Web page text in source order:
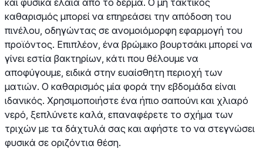
καθαρισμός μπορεί να επηρεάσει την απόδοση του
πινέλου, οδηγώντας σε ανομοιόμορφη εφαρμογή του
προϊόντος. Επιπλέον, ένα βρώμικο βουρτσάκι μπορεί να
γίνει εστία βακτηρίων, κάτι που θέλουμε να
αποφύγουμε, ειδικά στην ευαίσθητη περιοχή των
ματιών. Ο καθαρισμός μία φορά την εβδομάδα είναι
ιδανικός. Χρησιμοποιήστε ένα ήπιο σαπούνι και χλιαρό
νερό, ξεπλύνετε καλά, επαναφέρετε το σχήμα των
τριχών με τα δάχτυλά σας και αφήστε το να στεγνώσει
φυσικά σε οριζόντια θέση.